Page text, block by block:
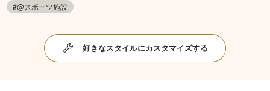
#@スポーツ施設
好きなスタイルにカスタマイズする